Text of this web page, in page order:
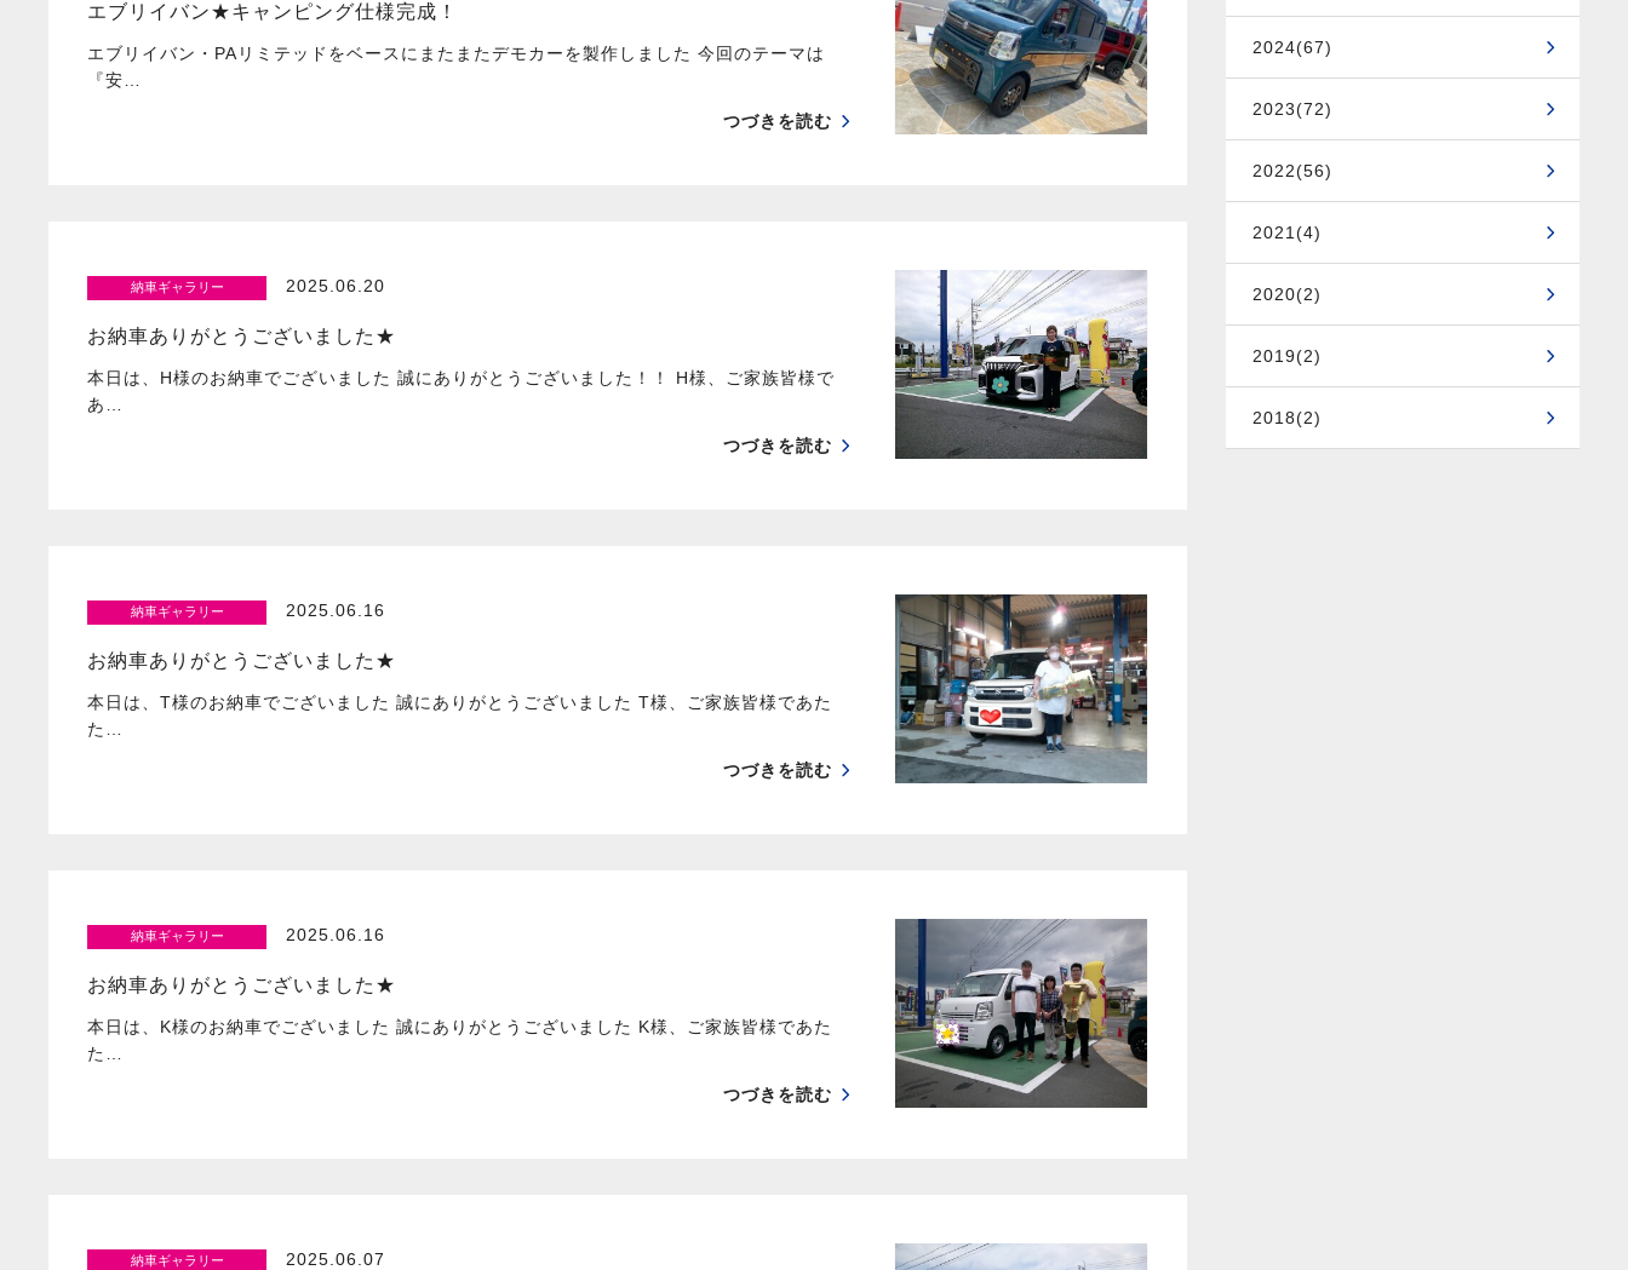
エブリイバン★キャンピング仕様完成！
エブリイバン・PAリミテッドをベースにまたまたデモカーを製作しました 今回のテーマは
『安…
つづきを読む
納車ギャラリー 2025.06.20
お納車ありがとうございました★
本日は、H様のお納車でございました 誠にありがとうございました！！ H様、ご家族皆様で
あ…
つづきを読む
納車ギャラリー 2025.06.16
お納車ありがとうございました★
本日は、T様のお納車でございました 誠にありがとうございました T様、ご家族皆様であた
た…
つづきを読む
納車ギャラリー 2025.06.16
お納車ありがとうございました★
本日は、K様のお納車でございました 誠にありがとうございました K様、ご家族皆様であた
た…
つづきを読む
納車ギャラリー 2025.06.07
2024(67)
2023(72)
2022(56)
2021(4)
2020(2)
2019(2)
2018(2)